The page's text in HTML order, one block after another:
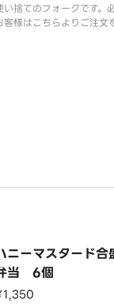
い捨てのフォークです。
客様はこちらよりご注文
ニーマスタード合
当 6個